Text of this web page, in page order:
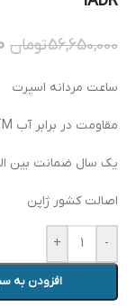
56,650,000تومان
ساعت مردانه اسپرت
مقاومت در برابر آب 20ATM (200 متر)
یک سال ضمانت بین
اصالت کشور ژاپن
-
+
افزودن به